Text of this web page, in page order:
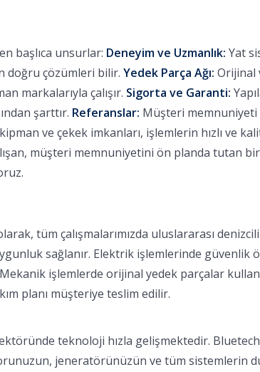
başlıca unsurlar: Deneyim ve Uzmanlık: Yat
doğru çözümleri bilir. Yedek Parça Ağı: Orijinal
markalarıyla çalışır. Sigorta ve Garanti:
şarttır. Referanslar: Müşteri memnuniyeti
ve çekek imkanları, işlemlerin hızlı ve
müşteri memnuniyetini ön planda tutan bir
tüm çalışmalarımızda uluslararası
sağlanır. Elektrik işlemlerinde
işlemlerde orijinal yedek parçalar
planı müşteriye teslim edilir.
teknoloji hızla gelişmektedir.
jeneratörünüzün ve tüm sistemlerin